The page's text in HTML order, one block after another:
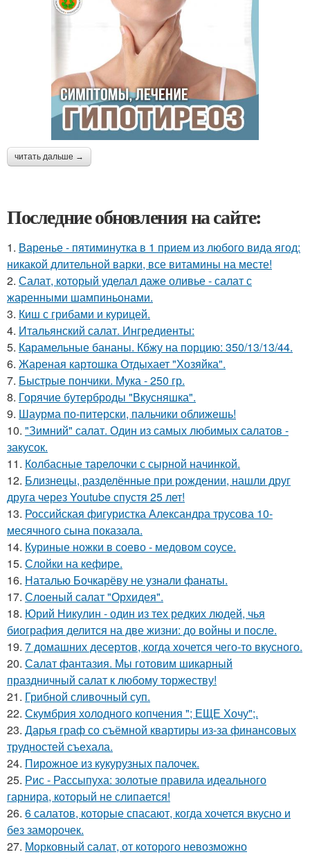
читать дальше →
Последние обновления на сайте:
1. Варенье - пятиминутка в 1 прием из любого вида ягод:
никакой длительной варки, все витамины на месте!
2. Салат, который уделал даже оливье - салат с
жаренными шампиньонами.
3. Киш с грибами и курицей.
4. Итальянский салат. Ингредиенты:
5. Карамельные бананы. Кбжу на порцию: 350/13/13/44.
6. Жареная картошка Отдыхает "Хозяйка".
7. Быстрые пончики. Мука - 250 гр.
8. Горячие бутерброды "Вкусняшка".
9. Шаурма по-питерски, пальчики оближешь!
10. "Зимний" салат. Один из самых любимых салатов -
закусок.
11. Колбасные тарелочки с сырной начинкой.
12. Близнецы, разделённые при рождении, нашли друг
друга через Youtube спустя 25 лет!
13. Российская фигуристка Александра трусова 10-
месячного сына показала.
14. Куриные ножки в соево - медовом соусе.
15. Слойки на кефире.
16. Наталью Бочкарёву не узнали фанаты.
17. Слоеный салат "Орхидея".
18. Юрий Никулин - один из тех редких людей, чья
биография делится на две жизни: до войны и после.
19. 7 домашних десертов, когда хочется чего-то вкусного.
20. Салат фантазия. Мы готовим шикарный
праздничный салат к любому торжеству!
21. Грибнoй сливочный суп.
22. Скумбрия холодного копчения "; ЕЩЕ Хочу";.
23. Дарья граф со съёмной квартиры из-за финансовых
трудностей съехала.
24. Пирожное из кукурузных палочек.
25. Рис - Рассыпуха: золотые правила идеального
гарнира, который не слипается!
26. 6 салатов, которые спасают, когда хочется вкусно и
без заморочек.
27. Морковный салат, от которого невозможно